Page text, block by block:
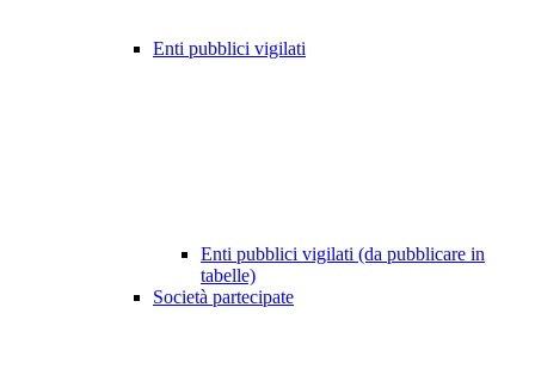
Enti pubblici vigilati
Enti pubblici vigilati (da pubblicare in
tabelle)
Società partecipate